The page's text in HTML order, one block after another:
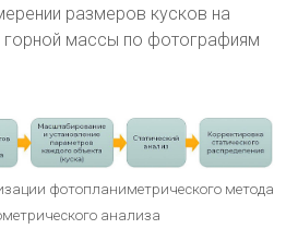
размеров кусков на
горной массы по фотографиям
фотопланиметрического метода
анализа